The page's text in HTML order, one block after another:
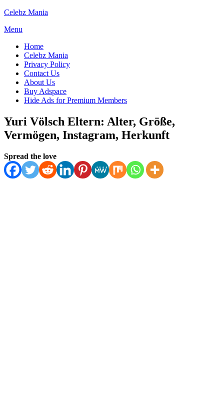
Skip
content
Celebz Mania
Menu
Home
Celebz Mania
Privacy Policy
Contact Us
About Us
Buy Adspace
Hide Ads for Premium Members
Yuri Völsch Eltern: Alter, Größe,
Vermögen, Instagram, Herkunft
byAnabella
Posted
on
February 5, 2025
Spread the love